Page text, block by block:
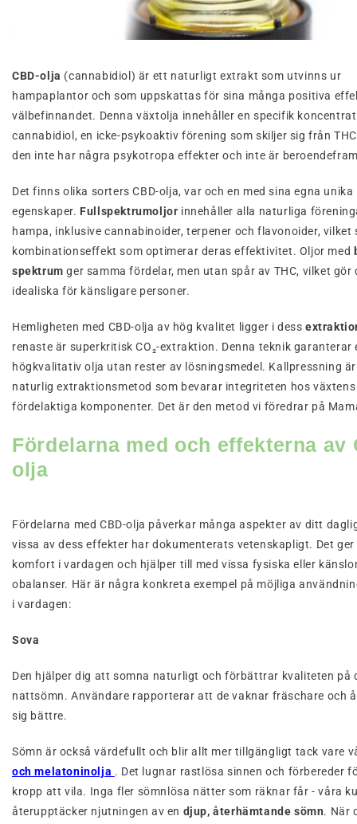
CBD-olja (cannabidiol) är ett naturligt extrakt som utvinns ur
hampaplantor och som uppskattas för sina många positiva
välbefinnandet. Denna växtolja innehåller en specifik
cannabidiol, en icke-psykoaktiv förening som skiljer sig från
den inte har några psykotropa effekter och inte är
Det finns olika sorters CBD-olja, var och en med sina egna unika
egenskaper. Fullspektrumoljor innehåller alla naturliga
hampa, inklusive cannabinoider, terpener och flavonoider, vilket
kombinationseffekt som optimerar deras effektivitet. Oljor med
spektrum ger samma fördelar, men utan spår av THC, vilket gör
idealiska för känsligare personer.
Hemligheten med CBD-olja av hög kvalitet ligger i dess
renaste är superkritisk CO₂-extraktion. Denna teknik garanterar
högkvalitativ olja utan rester av lösningsmedel. Kallpressning
naturlig extraktionsmetod som bevarar integriteten hos växtens
fördelaktiga komponenter. Det är den metod vi föredrar på
Fördelarna med och effekterna av
olja
Fördelarna med CBD-olja påverkar många aspekter av ditt
vissa av dess effekter har dokumenterats vetenskapligt. Det
komfort i vardagen och hjälper till med vissa fysiska eller
obalanser. Här är några konkreta exempel på möjliga
i vardagen:
Sova
Den hjälper dig att somna naturligt och förbättrar kvaliteten på
nattsömn. Användare rapporterar att de vaknar fräschare och
sig bättre.
Sömn är också värdefullt och blir allt mer tillgängligt tack vare
och melatoninolja . Det lugnar rastlösa sinnen och förbereder
kropp att vila. Inga fler sömnlösa nätter som räknar får - våra
återupptäcker njutningen av en djup, återhämtande sömn. När